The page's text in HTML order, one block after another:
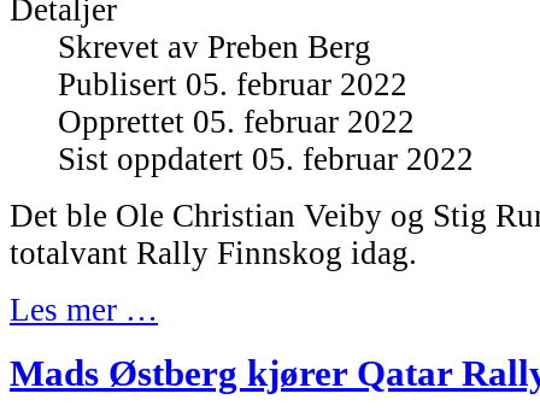
Detaljer
Skrevet av Preben Berg
Publisert 05. februar 2022
Opprettet 05. februar 2022
Sist oppdatert 05. februar 2022
Det ble Ole Christian Veiby og Stig
totalvant Rally Finnskog idag.
Les mer …
Mads Østberg kjører Qatar